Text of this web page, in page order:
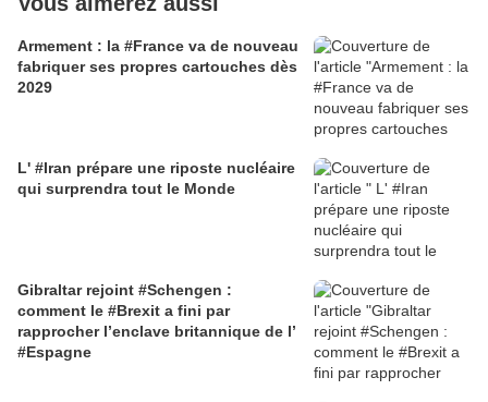
Armement : la #France va de nouveau
fabriquer ses propres cartouches dès
2029
L' #Iran prépare une riposte nucléaire
qui surprendra tout le Monde
Gibraltar rejoint #Schengen :
comment le #Brexit a fini par
rapprocher l’enclave britannique de l’
#Espagne